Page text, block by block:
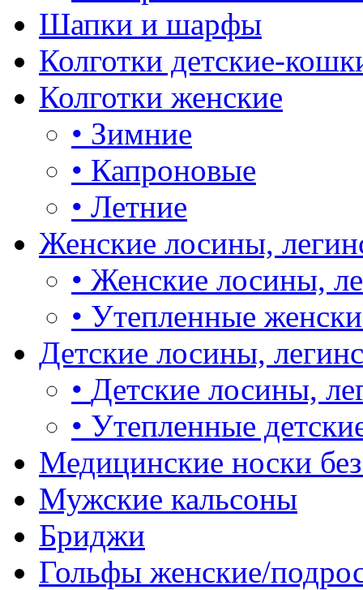
Шапки и шарфы
Колготки детские-
Колготки женские
• Зимние
• Капроновые
• Летние
Женские лосины,
• Женские лосины,
• Утепленные
Детские лосины,
• Детские лосины,
• Утепленные
Медицинские носки
Мужские кальсоны
Бриджи
Гольфы женские/